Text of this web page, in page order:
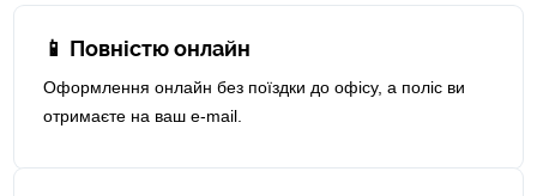
📱 Повністю онлайн
Оформлення онлайн без поїздки до офісу, а поліс ви
отримаєте на ваш e-mail.